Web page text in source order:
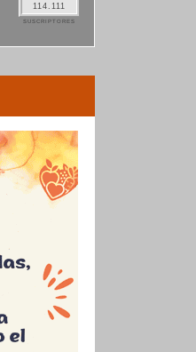
114.111
SUSCRIPTORES